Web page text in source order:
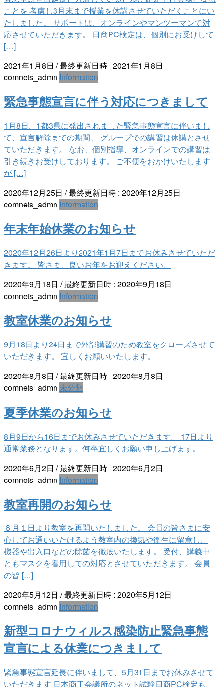
ことを 考慮し3月末まで授業を休講させていただくことにい
たしました。 サポートは、オンラインやマンツーマンで対
応させていただきます。 日商PC検定は、個別にお受けして
[…]
2021年1月8日 / 最終更新日時 : 2021年1月8日
comnets_admn Information
緊急事態宣言に伴う対応につきまして
1月8日、1都3県に発出されました緊急事態宣言に伴いまし
て、宣言解除までの期間、 グループでの講習は休講とさせ
ていただきます。 なお、個別指導、オンラインでの講習は
引き続きお受けしております。 ご不便をおかけいたします
が […]
2020年12月25日 / 最終更新日時 : 2020年12月25日
comnets_admn Information
年末年始休業のお知らせ
2020年12月26日より2021年1月7日までお休みさせていただ
きます。 皆さま、良いお年をお迎えください。
2020年9月18日 / 最終更新日時 : 2020年9月18日
comnets_admn Information
教室休業のお知らせ
9月18日より24日まで外部講習のため教室をクローズさせて
いただきます。 宜しくお願いいたします。
2020年8月8日 / 最終更新日時 : 2020年8月8日
comnets_admn 未分類
夏季休業のお知らせ
8月9日から16日までお休みさせていただきます。 17日より
通常業務となります。何卒宜しくお願い申し上げます。
2020年6月2日 / 最終更新日時 : 2020年6月2日
comnets_admn Information
教室再開のお知らせ
６月１日より教室を再開いたしました。 会員の皆さまに安
心してお通いいたけるよう教室内の換気や衛生に留意し、
機器や出入口などの除菌を徹底いたします。 受付、講義中
ともマスクを着用しての対応とさせていただきます。 会員
の皆 […]
2020年5月12日 / 最終更新日時 : 2020年5月12日
comnets_admn Information
新型コロナウィルス感染防止緊急事態
宣言による休業につきまして
緊急事態宣言延長に伴いまして、5月31日までお休みさせて
いただきます 日本商工会議所のネット試験日商PC検定も、